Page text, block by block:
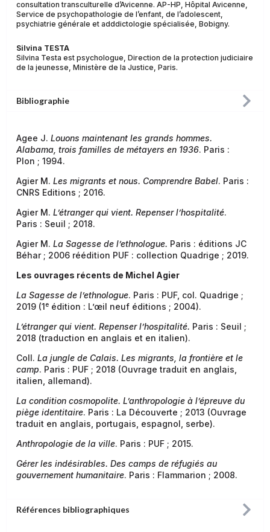
consultation transculturelle d’Avicenne. AP-HP, Hôpital Avicenne,
Service de psychopathologie de l’enfant, de l’adolescent,
psychiatrie générale et adddictologie spécialisée, Bobigny.
Silvina TESTA
Silvina Testa est psychologue, Direction de la protection judiciaire
de la jeunesse, Ministère de la Justice, Paris.
Bibliographie
Agee J. Louons maintenant les grands hommes.
Alabama, trois familles de métayers en 1936. Paris :
Plon ; 1994.
Agier M. Les migrants et nous. Comprendre Babel. Paris :
CNRS Editions ; 2016.
Agier M. L’étranger qui vient. Repenser l’hospitalité.
Paris : Seuil ; 2018.
Agier M. La Sagesse de l’ethnologue. Paris : éditions JC
Béhar ; 2006 réédition PUF : collection Quadrige ; 2019.
Les ouvrages récents de Michel Agier
La Sagesse de l’ethnologue. Paris : PUF, col. Quadrige ;
2019 (1e édition : L’œil neuf éditions ; 2004).
L’étranger qui vient. Repenser l’hospitalité. Paris : Seuil ;
2018 (traduction en anglais et en italien).
Coll. La jungle de Calais. Les migrants, la frontière et le
camp. Paris : PUF ; 2018 (Ouvrage traduit en anglais,
italien, allemand).
La condition cosmopolite. L’anthropologie à l’épreuve du
piège identitaire. Paris : La Découverte ; 2013 (Ouvrage
traduit en anglais, portugais, espagnol, serbe).
Anthropologie de la ville. Paris : PUF ; 2015.
Gérer les indésirables. Des camps de réfugiés au
gouvernement humanitaire. Paris : Flammarion ; 2008.
Références bibliographiques